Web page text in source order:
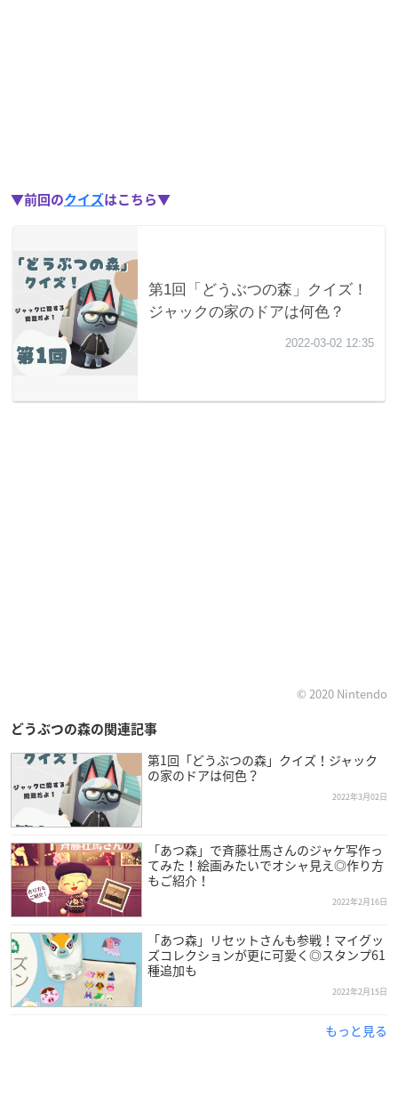
▼前回のクイズ はこちら▼
© 2020 Nintendo
どうぶつの森の関連記事
第1回「どうぶつの森」クイズ！ジャック
の家のドアは何色？
2022年3月02日
「あつ森」で斉藤壮馬さんのジャケ写作っ
てみた！絵画みたいでオシャ見え◎作り方
もご紹介！
2022年2月16日
「あつ森」リセットさんも参戦！マイグッ
ズコレクションが更に可愛く◎スタンプ61
種追加も
2022年2月15日
もっと見る